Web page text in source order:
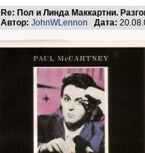
Re: Пол и Линда Маккартни.
Автор: JohnWLennon Дата: